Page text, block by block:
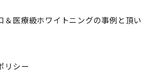
＆医療級ホワイトニングの事例と頂い
リシー